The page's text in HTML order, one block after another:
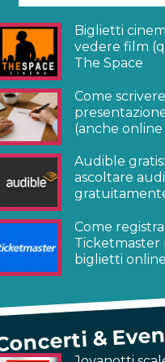
Biglietti
vedere film
The Space
Come
(anche online
Audible
ascoltare
Come
Ticketmaster
biglietti online
&